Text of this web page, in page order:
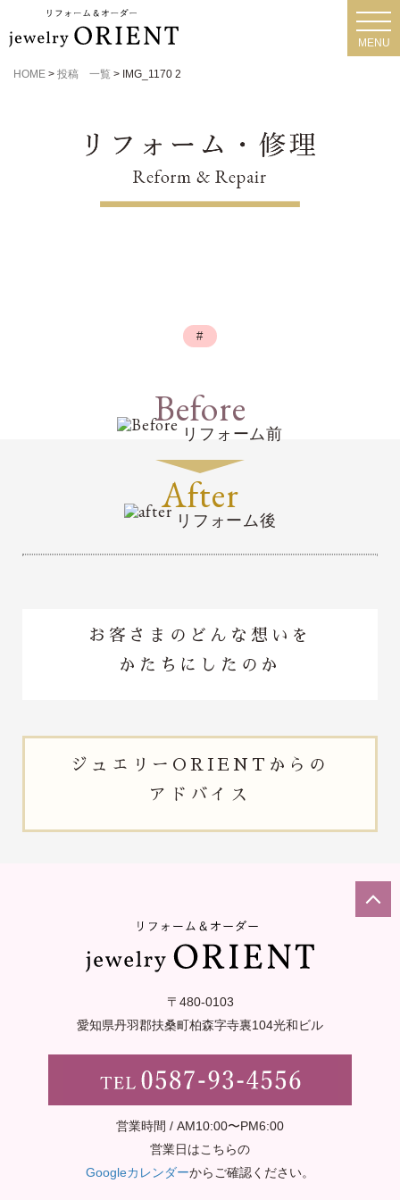
MENU
HOME > 投稿 一覧 > IMG_1170 2
#
Before
リフォーム前
After
リフォーム後
お客さまのどんな想いを
かたちにしたのか
ジュエリー ORIENTからの
アドバイス
〒480-0103
愛知県丹羽郡扶桑町柏森字寺裏104光和ビル
営業時間 / AM10:00〜PM6:00
営業日はこちらの
Googleカレンダーからご確認ください。